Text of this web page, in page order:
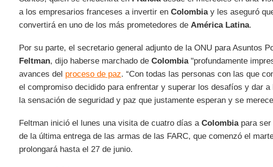
a los empresarios franceses a invertir en Colombiay les aseguró
convertirá en uno de los más prometedores de América Latina.
Por su parte, el secretario general adjunto de la ONU para Asuntos
Feltman, dijo haberse marchado de Colombia"profundamente
avances del proceso de paz. “Con todas las personas con las que
el compromiso decidido para enfrentar y superar los desafíos y dar a
la sensación de seguridad y paz que justamente esperan y se
Feltman inició el lunes una visita de cuatro días a Colombiapara ser
de la última entrega de las armas de las FARC, que comenzó el
prolongará hasta el 27 de junio.